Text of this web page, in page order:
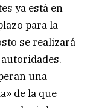
ya está en
para la
se realizará
una
de la que